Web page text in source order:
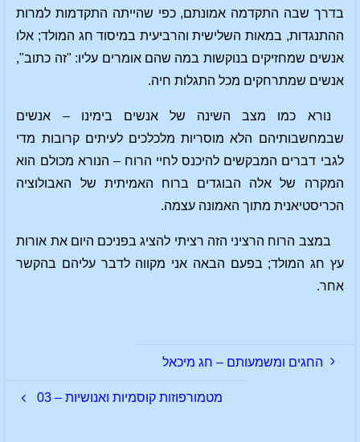
בדרך שבה התקדמה אמונתם, כפי שהייתה התקדמות למרות
ההתנגדות, במאות השלישית והרביעית במיסוד חג המולד; אלו
אנשים שמחזיקים בנוקשות במה שהם אומרים עליו: "זה כתוב",
אנשים שמתרחקים מכל התגלות חיה.
נורא כמו מצב השינה של אנשים בימינו – אנשים
שבמחשבותיהם הלא מוסריות מלכלכים לעיתים קרובות מדי
לגבי דברים המבקשים להיכנס לחיי הרוח – הנורא מכולם הוא
המקרה של אלה הבוגדים ברוח האמיתית של האבולוציה
הכריסטיאנית מתוך האמונה עצמה.
במצב הרוח הרציני הזה רציתי להציג בפניכם היום את אורות
עץ חג המולד; בפעם הבאה אני מקווה לדבר עליהם בהקשר
אחר.
החגים ומשמעותם – חג מיכאל
מטמורפוזות קוסמיות ואנושיות – 03